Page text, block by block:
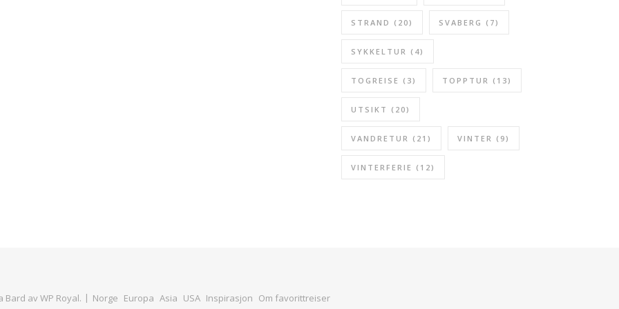
STRAND (20) SVABERG (7)
SYKKELTUR (4)
TOGREISE (3) TOPPTUR (13)
UTSIKT (20)
VANDRETUR (21) VINTER (9)
VINTERFERIE (12)
Bard avWP Royal. Norge Europa Asia USA Inspirasjon Om favorittreiser